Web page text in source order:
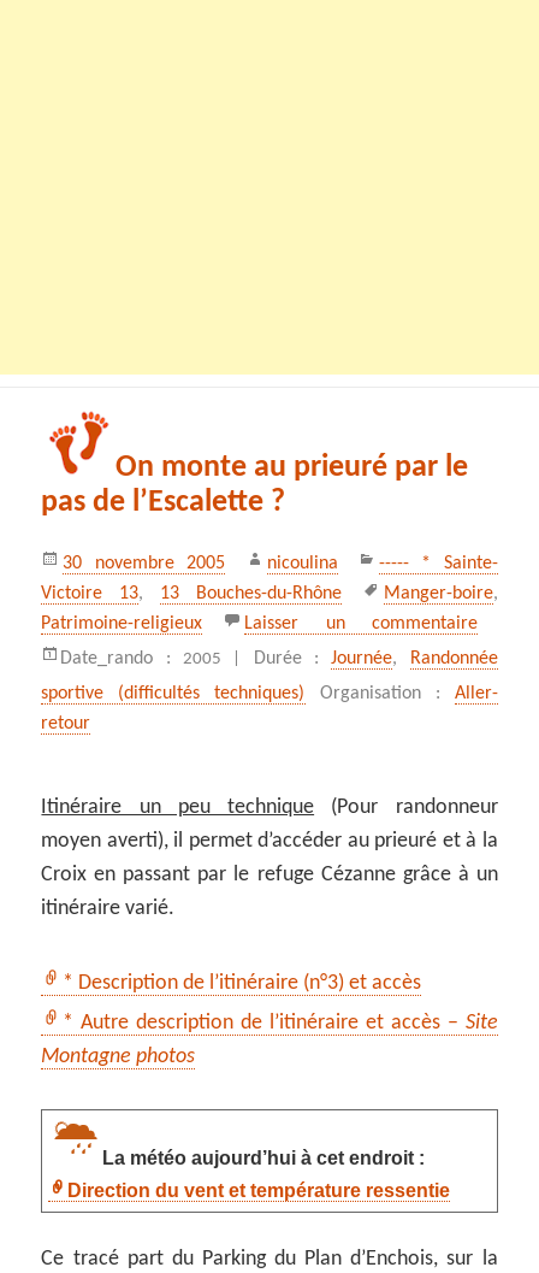
On monte au prieuré par le
pas de l’Escalette ?
Publié
le
30 novembre 2005 Auteur
nicoulina Catégories
----- * Sainte-
Victoire 13, 13 Bouches-du-Rhône
Mots-
clés
Manger-boire,
Patrimoine-religieux
Laisser un commentaire
Date_rando :2005 | Durée :Journée,
Randonnée
sportive (difficultés techniques) Organisation : Aller-
retour
Itinéraire un peu technique (Pour randonneur
moyen averti), il permet d’accéder au prieuré et à la
Croix en passant par le refuge Cézanne grâce à un
itinéraire varié.
* Description de l’itinéraire (n°3) et accès
* Autre description de l’itinéraire et accès – Site
Montagne photos
La météo aujourd’hui à cet endroit :
Direction du vent et température ressentie
Ce tracé part du Parking du Plan d’Enchois, sur la